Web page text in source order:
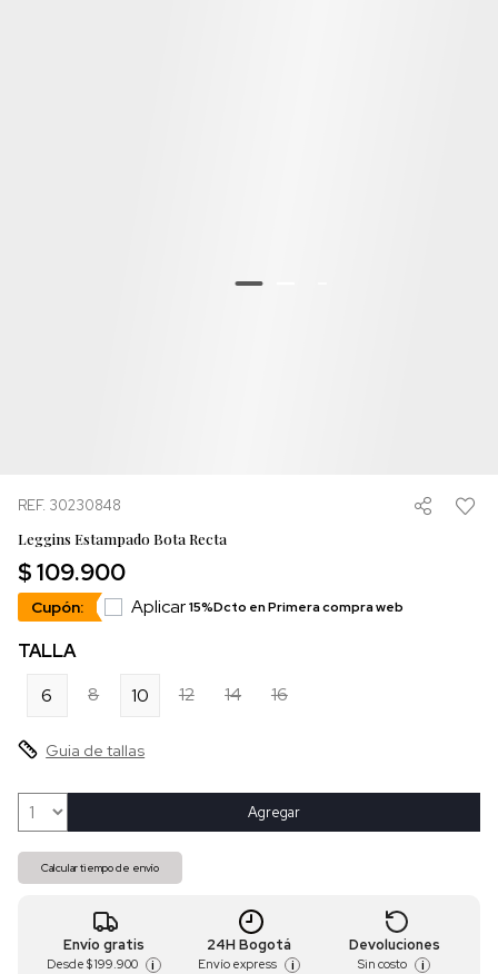
REF. 30230848
Leggins Estampado Bota Recta
$ 109.900
Cupón: Aplicar15%Dcto en Primera compra web
TALLA
6
8 10 12 14 16
Guia de tallas
Agregar
Calcular tiempo de envío
Envío gratis
Desde $ 199.900 i
24H Bogotá
Envío express i
Devoluciones
Sin costo i